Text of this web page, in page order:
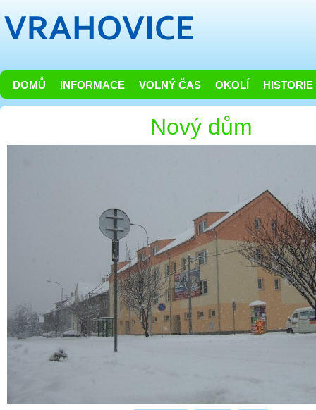
DOMŮ INFORMACE VOLNÝ ČAS OKOLÍ HISTORIE
Nový dům